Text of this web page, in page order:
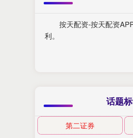
按天配资-按天配资
利。
话题
第二证券